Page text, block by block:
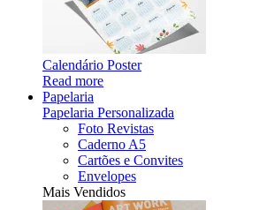
Calendário Poster
Read more
Papelaria
Papelaria Personalizada
Foto Revistas
Caderno A5
Cartões e Convites
Envelopes
Mais Vendidos